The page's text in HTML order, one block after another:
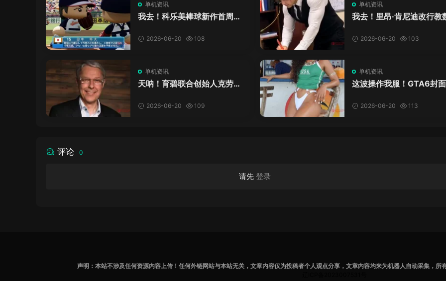
单机资讯
我去！科乐美棒球新作首周十
口！2026-06-20 108
单机资讯
我去！里昂·肯尼迪改行教
格！2026-06-20 103
单机资讯
天呐！育碧联合创始人克劳德
岁 2026-06-20 109
单机资讯
这波操作我服！GTA6封
模式又上线了
2026-06-20 113
评论 0
请先 登录
声明：本站不涉及任何资源内容上传！任何外链网站与本站无关，文章内容仅为投稿者个人观点分享，文章内容均来为机器人自动采集，